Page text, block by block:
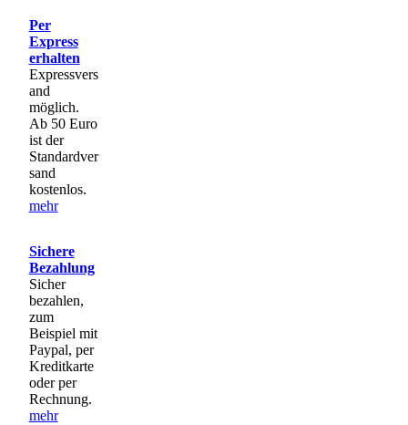
Per
Express
erhalten
Expressvers
and
möglich.
Ab 50 Euro
ist der
Standardver
sand
kostenlos.
mehr
Sichere
Bezahlung
Sicher
bezahlen,
zum
Beispiel mit
Paypal, per
Kreditkarte
oder per
Rechnung.
mehr